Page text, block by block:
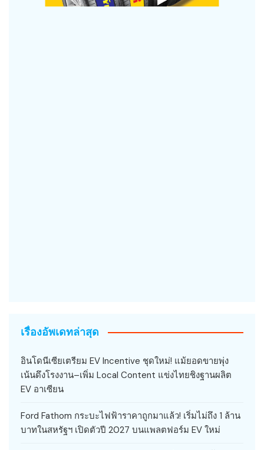
เรื่องอัพเดทล่าสุด
อินโดนีเซียเตรียม EV Incentive ชุดใหม่! แม้ยอดขายพุ่ง
เน้นดึงโรงงาน–เพิ่ม Local Content แข่งไทยชิงฐานผลิต
EV อาเซียน
Ford Fathom กระบะไฟฟ้าราคาถูกมาแล้ว! เริ่มไม่ถึง 1 ล้าน
บาทในสหรัฐฯ เปิดตัวปี 2027 บนแพลตฟอร์ม EV ใหม่